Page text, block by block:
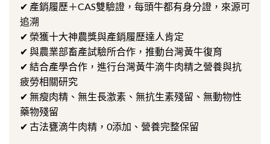
✔ 產銷履歷＋CAS雙驗證，每頭牛都有身分證，來源可
追溯
✔ 榮獲十大神農獎與產銷履歷達人肯定
✔ 與農業部畜產試驗所合作，推動台灣黃牛復育
✔ 結合產學合作，進行台灣黃牛滴牛肉精之營養與抗
疲勞相關研究
✔ 無瘦肉精、無生長激素、無抗生素殘留、無動物性
藥物殘留
✔ 古法甕滴牛肉精，0添加、營養完整保留